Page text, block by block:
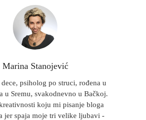
Marina Stanojević
psiholog po struci, rođena u
u Sremu, svakodnevno u Bačkoj.
koju mi pisanje bloga
jer spaja moje tri velike ljubavi -